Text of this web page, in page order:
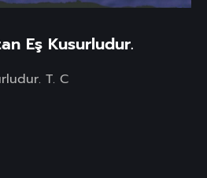
Eş Kusurludur.
T. C